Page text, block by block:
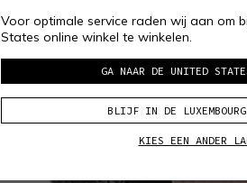
Voor optimale service raden wij aan om
States online winkel te winkelen.
GA NAAR DE UNITED
BLIJF IN DE LUXEMBOURG
KIES EEN ANDER